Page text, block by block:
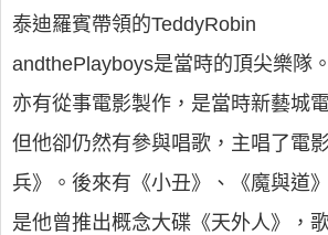
泰迪羅賓帶領的TeddyRobin
andthePlayboys是當時的頂尖樂隊
亦有從事電影製作，是當時新藝城
但他卻仍然有參與唱歌，主唱了電
兵》。後來有《小丑》、《魔與道
是他曾推出概念大碟《天外人》，